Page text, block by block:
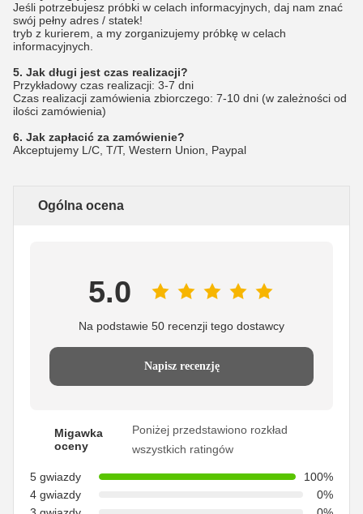
Jeśli potrzebujesz próbki w celach informacyjnych, daj nam znać
swój pełny adres / statek!
tryb z kurierem, a my zorganizujemy próbkę w celach
informacyjnych.
5. Jak długi jest czas realizacji?
Przykładowy czas realizacji: 3-7 dni
Czas realizacji zamówienia zbiorczego: 7-10 dni (w zależności od
ilości zamówienia)
6. Jak zapłacić za zamówienie?
Akceptujemy L/C, T/T, Western Union, Paypal
Ogólna ocena
5.0
Na podstawie 50 recenzji tego dostawcy
Napisz recenzję
Migawka
oceny
Poniżej przedstawiono rozkład
wszystkich ratingów
5 gwiazdy
100%
4 gwiazdy
0%